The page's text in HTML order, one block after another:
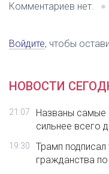
Комментариев нет.
Войдите, чтобы
НОВОСТИ
21:07
Названы самые
сильнее всего
19:30
Трамп подписал
гражданства